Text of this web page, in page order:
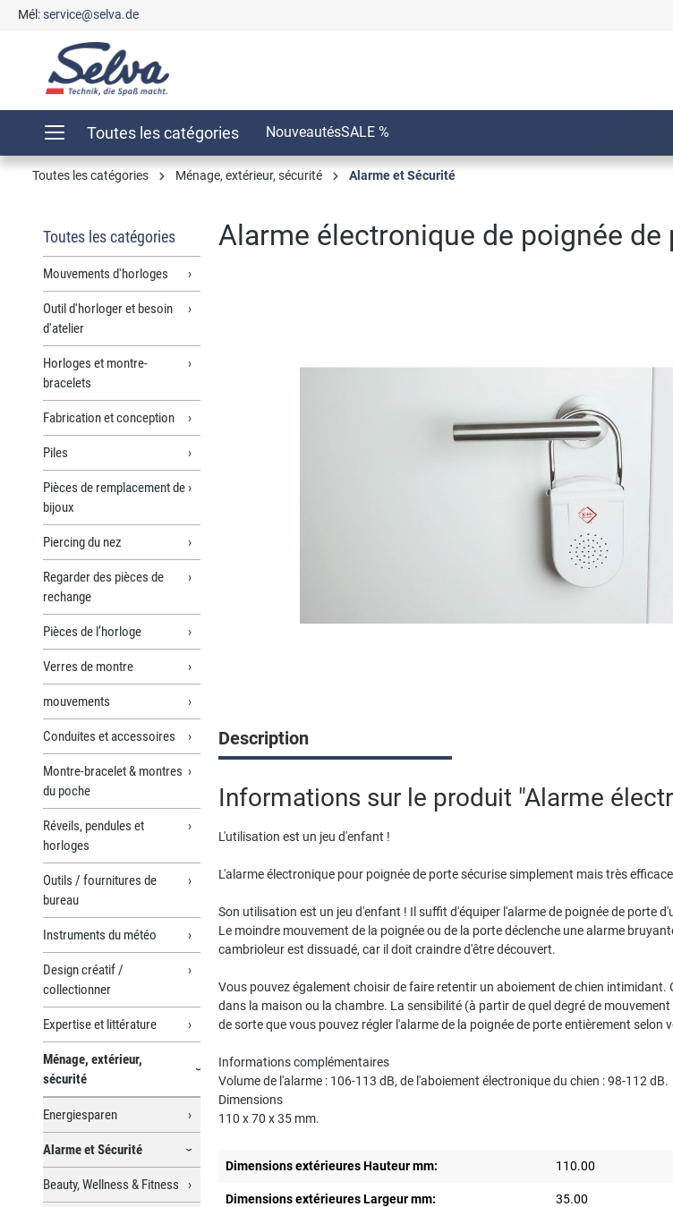
Passer à la navigation principale
Mél:service@selva.de
Toutes les catégories NouveautésSALE %
Toutes les catégories Ménage, extérieur, sécurité Alarme et Sécurité
Toutes les catégories
Mouvements d'horloges
Outil d'horloger et besoin
d'atelier
Horloges et montre-
bracelets
Fabrication et conception
Piles
Pièces de remplacement de
bijoux
Piercing du nez
Regarder des pièces de
rechange
Pièces de l’horloge
Verres de montre
mouvements
Conduites et accessoires
Montre-bracelet & montres
du poche
Réveils, pendules et
horloges
Outils / fournitures de
bureau
Instruments du météo
Design créatif /
collectionner
Expertise et littérature
Ménage, extérieur,
sécurité
Energiesparen
Alarme et Sécurité
Beauty, Wellness & Fitness
Alarme électronique de poignée de
Description
Informations sur le produit "Alarme
L'utilisation est un jeu d'enfant !
L'alarme électronique pour poignée de porte sécurise simplement mais très
Son utilisation est un jeu d'enfant ! Il suffit d'équiper l'alarme de poignée de porte
Le moindre mouvement de la poignée ou de la porte déclenche une alarme
cambrioleur est dissuadé, car il doit craindre d'être découvert.
Vous pouvez également choisir de faire retentir un aboiement de chien
dans la maison ou la chambre. La sensibilité (à partir de quel degré de
de sorte que vous pouvez régler l'alarme de la poignée de porte entièrement selon
Informations complémentaires
Volume de l'alarme : 106-113 dB, de l'aboiement électronique du chien : 98-112 dB.
Dimensions
110 x 70 x 35 mm.
Dimensions extérieures Hauteur mm: 110.00
Dimensions extérieures Largeur mm: 35.00